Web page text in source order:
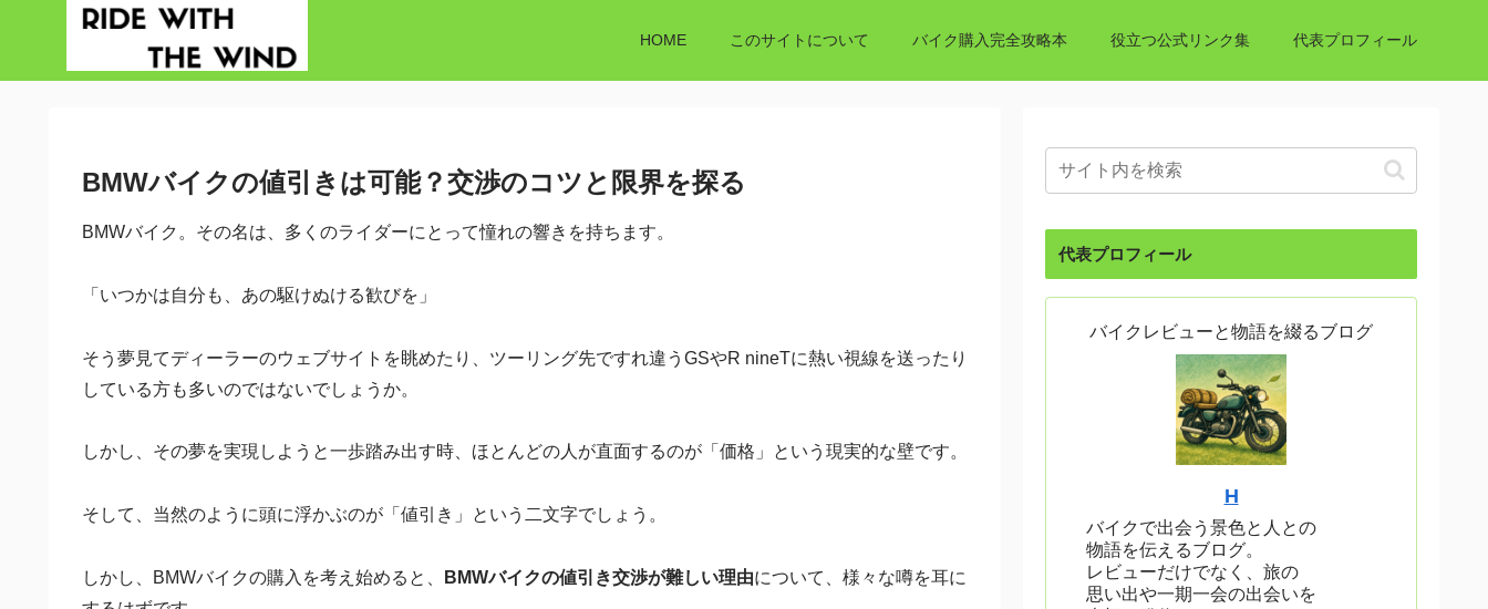
HOME このサイトについて バイク購入完全攻略本 役立つ公式リンク集 代表プロフィール
BMWバイクの値引きは可能？交渉のコツと限界を探る
BMWバイク。その名は、多くのライダーにとって憧れの響きを持ちます。
「いつかは自分も、あの駆けぬける歓びを」
そう夢見てディーラーのウェブサイトを眺めたり、ツーリング先ですれ違うGSやR nineTに熱い視線を送ったり
している方も多いのではないでしょうか。
しかし、その夢を実現しようと一歩踏み出す時、ほとんどの人が直面するのが「価格」という現実的な壁です。
そして、当然のように頭に浮かぶのが「値引き」という二文字でしょう。
しかし、BMWバイクの購入を考え始めると、 BMWバイクの値引き交渉が難しい理由について、様々な噂を耳に
代表プロフィール
バイクレビューと物語を綴るブログ
H
バイクで出会う景色と人との
物語を伝えるブログ。
レビューだけでなく、旅の
思い出や一期一会の出会いを